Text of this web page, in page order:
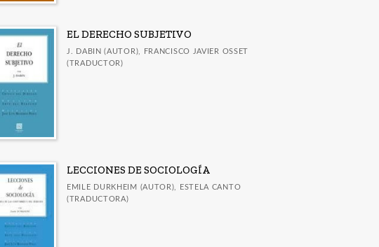
EL DERECHO SUBJETIVO
J. DABIN (AUTOR), FRANCISCO JAVIER OSSET
(TRADUCTOR)
LECCIONES DE SOCIOLOGÍA
EMILE DURKHEIM (AUTOR), ESTELA CANTO
(TRADUCTORA)